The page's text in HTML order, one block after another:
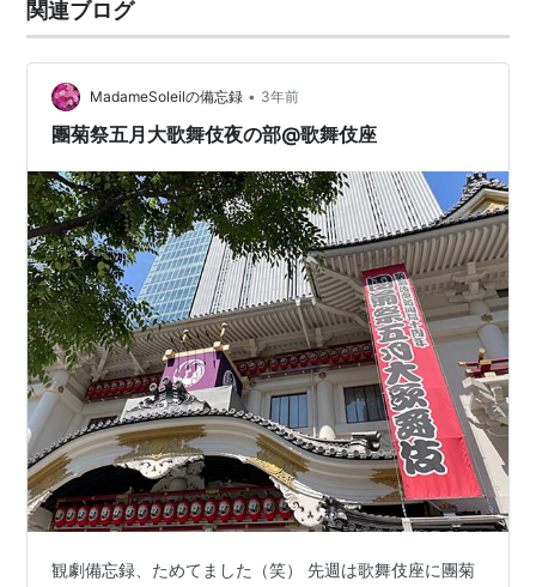
関連ブログ
MadameSoleilの備忘録 • 3年前
團菊祭五月大歌舞伎夜の部@歌舞伎座
観劇備忘録、ためてました（笑） 先週は歌舞伎座に團菊